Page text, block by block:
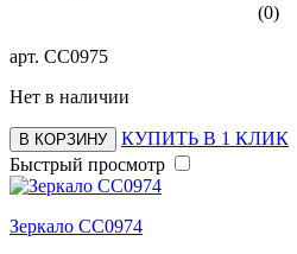
(0)
арт. СС0975
Нет в наличии
В КОРЗИНУ
КУПИТЬ В 1 КЛИК
Быстрый просмотр
Зеркало СС0974